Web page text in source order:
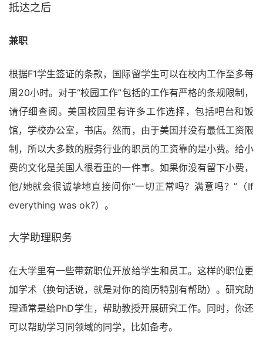
抵达之后
兼职
根据F1学生签证的条款，国际留学生可以在校内工作至多每
周20小时。对于“校园工作”包括的工作有严格的条规限制，
请仔细查阅。美国校园里有许多工作选择，包括吧台和饭
馆，学校办公室，书店。然而，由于美国并没有最低工资限
制，所以大多数的服务行业的职员的工资靠的是小费。给小
费的文化是美国人很看重的一件事。如果你没有留下小费，
他/她就会很诚挚地直接问你“一切正常吗？满意吗？”（If
everything was ok?）。
大学助理职务
在大学里有一些带薪职位开放给学生和员工。这样的职位更
加学术（换句话说，就是对你的简历特别有帮助）。研究助
理通常是给PhD学生，帮助教授开展研究工作。同时，你还
可以帮助学习同领域的同学，比如备考。